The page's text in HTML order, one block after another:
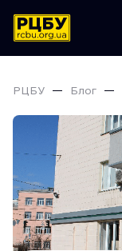
РЦБУ Блог